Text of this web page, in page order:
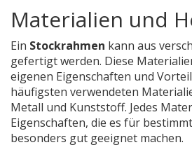
Materialien und
Ein Stockrahmen kann aus
gefertigt werden. Diese
eigenen Eigenschaften und
häufigsten verwendeten
Metall und Kunststoff. Jedes
Eigenschaften, die es für
besonders gut geeignet machen.